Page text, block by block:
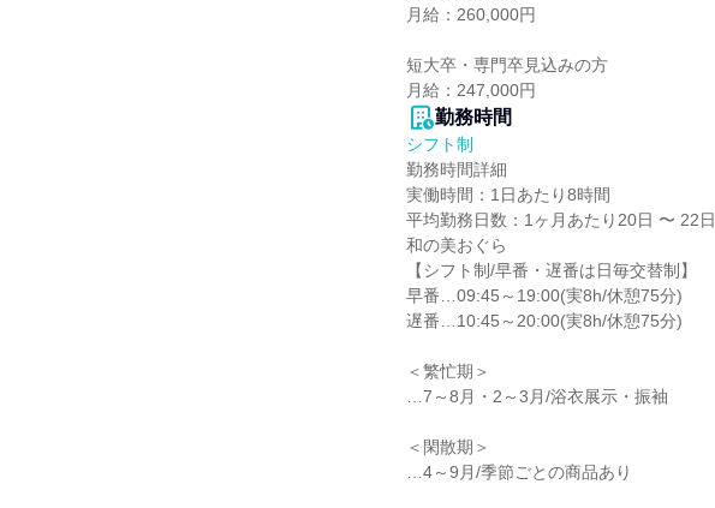
月給：260,000円
短大卒・専門卒見込みの方
月給：247,000円
勤務時間
シフト制
勤務時間詳細
実働時間：1日あたり8時間
平均勤務日数：1ヶ月あたり20日 〜 22日
和の美おぐら
【シフト制/早番・遅番は日毎交替制】
早番…09:45～19:00(実8h/休憩75分)
遅番…10:45～20:00(実8h/休憩75分)
＜繁忙期＞
…7～8月・2～3月/浴衣展示・振袖
＜閑散期＞
…4～9月/季節ごとの商品あり